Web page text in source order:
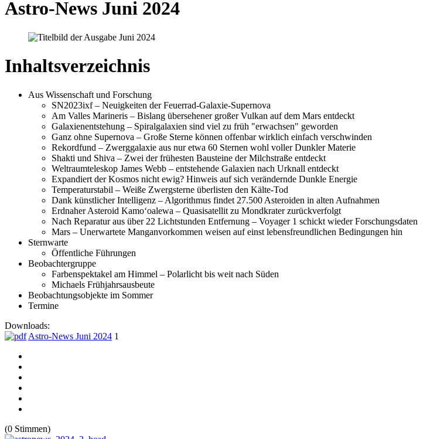
Astro-News Juni 2024
Inhaltsverzeichnis
Aus Wissenschaft und Forschung
SN2023ixf – Neuigkeiten der Feuerrad-Galaxie-Supernova
Am Valles Marineris – Bislang übersehener großer Vulkan auf dem Mars entdeckt
Galaxienentstehung – Spiralgalaxien sind viel zu früh "erwachsen" geworden
Ganz ohne Supernova – Große Sterne können offenbar wirklich einfach verschwinden
Rekordfund – Zwerggalaxie aus nur etwa 60 Sternen wohl voller Dunkler Materie
Shakti und Shiva – Zwei der frühesten Bausteine der Milchstraße entdeckt
Weltraumteleskop James Webb – entstehende Galaxien nach Urknall entdeckt
Expandiert der Kosmos nicht ewig? Hinweis auf sich verändernde Dunkle Energie
Temperaturstabil – Weiße Zwergsterne überlisten den Kälte-Tod
Dank künstlicher Intelligenz – Algorithmus findet 27.500 Asteroiden in alten Aufnahmen
Erdnaher Asteroid Kamoʻoalewa – Quasisatellit zu Mondkrater zurückverfolgt
Nach Reparatur aus über 22 Lichtstunden Entfernung – Voyager 1 schickt wieder Forschungsdaten
Mars – Unerwartete Manganvorkommen weisen auf einst lebensfreundlichen Bedingungen hin
Sternwarte
Öffentliche Führungen
Beobachtergruppe
Farbenspektakel am Himmel – Polarlicht bis weit nach Süden
Michaels Frühjahrsausbeute
Beobachtungsobjekte im Sommer
Termine
Downloads:
Astro-News Juni 2024 1
(0 Stimmen)